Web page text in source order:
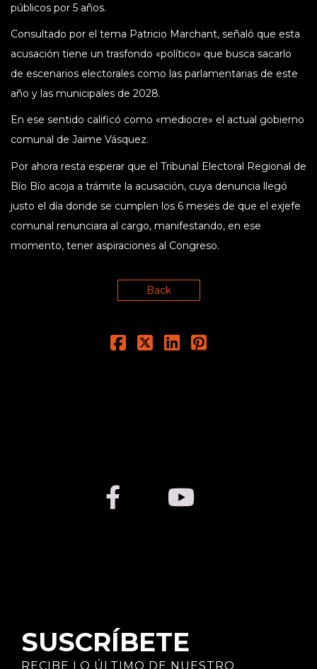
públicos por 5 años.
Consultado por el tema Patricio Marchant, señaló que esta
acusación tiene un trasfondo «político» que busca sacarlo
de escenarios electorales como las parlamentarias de este
año y las municipales de 2028.
En ese sentido calificó como «mediocre» el actual gobierno
comunal de Jaime Vásquez.
Por ahora resta esperar que el Tribunal Electoral Regional de
Bío Bío acoja a trámite la acusación, cuya denuncia llegó
justo el día donde se cumplen los 6 meses de que el exjefe
comunal renunciara al cargo, manifestando, en ese
momento, tener aspiraciones al Congreso.
Back
SUSCRÍBETE
RECIBE LO ÚLTIMO DE NUESTRO